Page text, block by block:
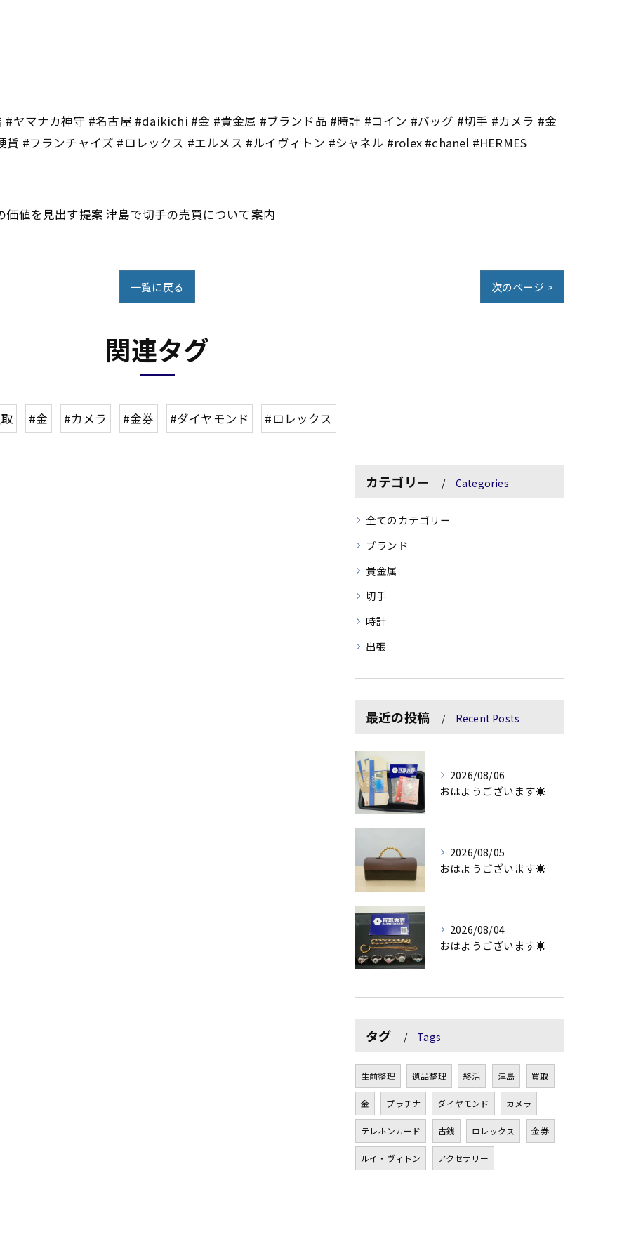
ヤマナカ神守 #名古屋 #daikichi #金 #貴金属 #ブランド品 #時計 #コイン #バッグ #切手 #カメラ #金
#フランチャイズ #ロレックス #エルメス #ルイヴィトン #シャネル #rolex #chanel #HERMES
価値を見出す提案 津島で切手の売買について案内
一覧に戻る 次のページ >
関連タグ
#金 #カメラ #金券 #ダイヤモンド #ロレックス
カテゴリー Categories
全てのカテゴリー
ブランド
貴金属
切手
時計
出張
最近の投稿 Recent Posts
2026/08/06
おはようございます☀
2026/08/05
おはようございます☀
2026/08/04
おはようございます☀
タグ Tags
生前整理 遺品整理 終活 津島 買取
金 プラチナ ダイヤモンド カメラ
テレホンカード 古銭 ロレックス 金券
ルイ・ヴィトン アクセサリー